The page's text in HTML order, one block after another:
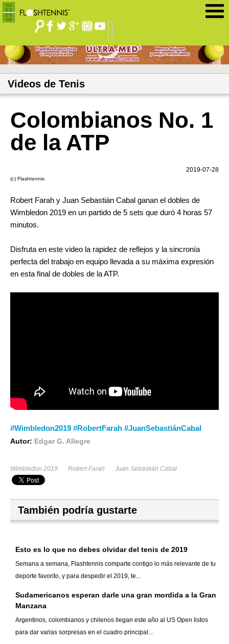
Videos de Tenis
Colombianos No. 1
de la ATP
2019-07-28
(c) Flashtennis
Robert Farah y Juan Sebastián Cabal ganan el dobles de
Wimbledon 2019 en un partido de 5 sets que duró 4 horas 57
minutos.
Disfruta en este video la rapidez de reflejos y la sincronía
perfecta del trabajo en equipo llevada a su máxima expresión
en esta final de dobles de la ATP.
#Wimbledon2019 #RobertFarah #JuanSebastiánCabal
Autor: Edgar G. Allegre
Wimbledon 2019 Robert Farah Juan Sebastián Cabal
También podría gustarte
Esto es lo que no debes olvidar del tenis de 2019
Semana a semana, Flashtennis comparte contigo lo más relevante de tu
deporte favorito, y para despedir el 2019, te...
Sudamericanos esperan darle una gran mordida a la Gran
Manzana
Argentinos, colombianos y chilenos llegan este año al US Open listos
para dar varias sorpresas en el cuadro principal...